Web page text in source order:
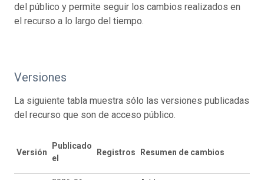
del público y permite seguir los cambios realizados en
el recurso a lo largo del tiempo.
Versiones
La siguiente tabla muestra sólo las versiones publicadas
del recurso que son de acceso público.
Versión
Publicado
el
Registros Resumen de cambios